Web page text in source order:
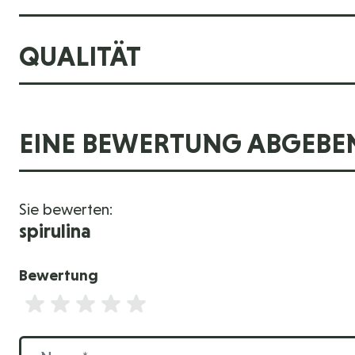
QUALITÄT
EINE BEWERTUNG
Sie bewerten:
spirulina
Bewertung
Bewertung
Name